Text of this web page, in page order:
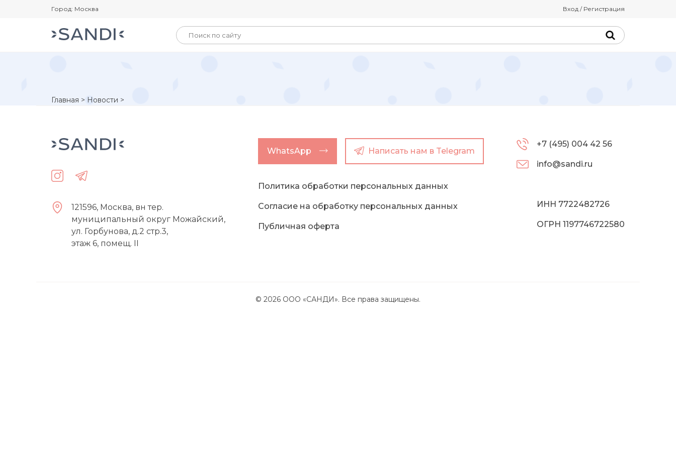
Город: Москва Вход / Регистрация
Главная > Новости >
121596, Москва, вн тер.
муниципальный округ Можайский,
ул. Горбунова, д.2 стр.3,
этаж 6, помещ. II
WhatsApp Написать нам в Telegram
Политика обработки персональных данных
Согласие на обработку персональных данных
Публичная оферта
+7 (495) 004 42 56
info@sandi.ru
ИНН 7722482726
ОГРН 1197746722580
© 2026 ООО «САНДИ». Все права защищены.